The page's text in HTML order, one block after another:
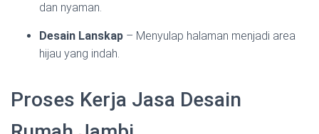
dan nyaman.
Desain Lanskap – Menyulap halaman menjadi area
hijau yang indah.
Proses Kerja Jasa Desain